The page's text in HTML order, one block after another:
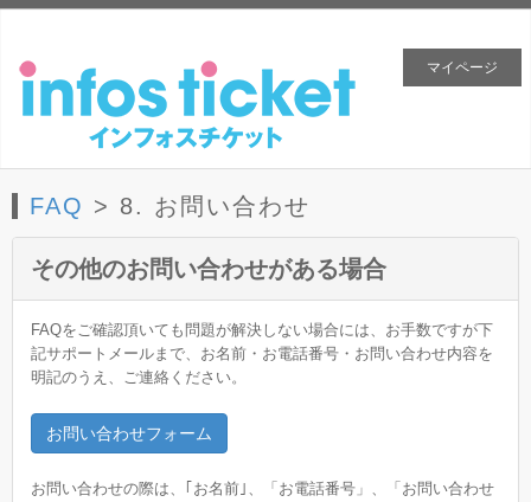
マイページ
FAQ > 8. お問い合わせ
その他のお問い合わせがある場合
FAQをご確認頂いても問題が解決しない場合には、お手数ですが下
記サポートメールまで、お名前・お電話番号・お問い合わせ内容を
明記のうえ、ご連絡ください。
お問い合わせフォーム
お問い合わせの際は、｢お名前｣、「お電話番号」、「お問い合わせ